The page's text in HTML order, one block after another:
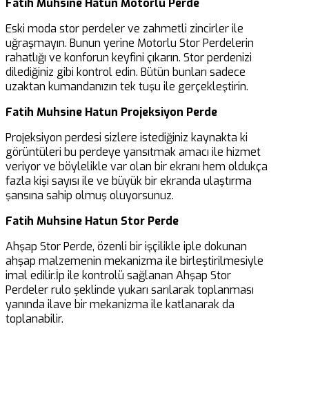
Fatih Muhsine Hatun Motorlu Perde
Eski moda stor perdeler ve zahmetli zincirler ile
uğraşmayın. Bunun yerine Motorlu Stor Perdelerin
rahatlığı ve konforun keyfini çıkarın. Stor perdenizi
dilediğiniz gibi kontrol edin. Bütün bunları sadece
uzaktan kumandanızın tek tuşu ile gerçekleştirin.
Fatih Muhsine Hatun Projeksiyon Perde
Projeksiyon perdesi sizlere istediğiniz kaynakta ki
görüntüleri bu perdeye yansıtmak amacı ile hizmet
veriyor ve böylelikle var olan bir ekranı hem oldukça
fazla kişi sayısı ile ve büyük bir ekranda ulaştırma
şansına sahip olmuş oluyorsunuz.
Fatih Muhsine Hatun Stor Perde
Ahşap Stor Perde, özenli bir işçilikle iple dokunan
ahşap malzemenin mekanizma ile birleştirilmesiyle
imal edilir.İp ile kontrolü sağlanan Ahşap Stor
Perdeler rulo şeklinde yukarı sarılarak toplanması
yanında ilave bir mekanizma ile katlanarak da
toplanabilir.